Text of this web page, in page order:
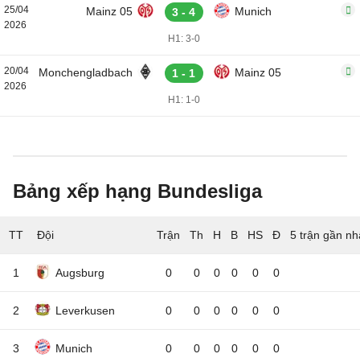
25/04
2026
Mainz 05 3 - 4 Munich
H1: 3-0
20/04
2026
Monchengladbach 1 - 1 Mainz 05
H1: 1-0
Bảng xếp hạng Bundesliga
TT Đội 5 trận gần
1 Augsburg 0 0 0 0 0 0
2 Leverkusen 0 0 0 0 0 0
3 Munich 0 0 0 0 0 0